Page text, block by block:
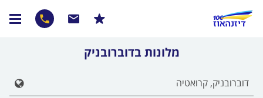
מלונות בדוברובניק